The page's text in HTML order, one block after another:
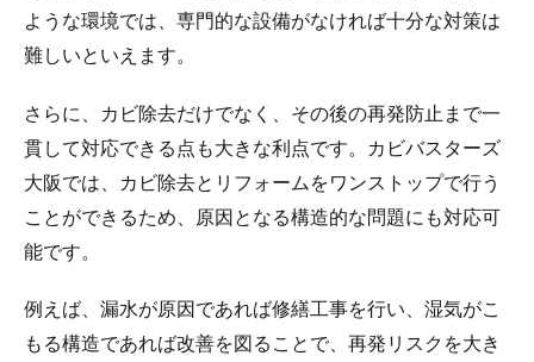
ような環境では、専門的な設備がなければ十分な対策は
難しいといえます。
さらに、カビ除去だけでなく、その後の再発防止まで一
貫して対応できる点も大きな利点です。カビバスターズ
大阪では、カビ除去とリフォームをワンストップで行う
ことができるため、原因となる構造的な問題にも対応可
能です。
例えば、漏水が原因であれば修繕工事を行い、湿気がこ
もる構造であれば改善を図ることで、再発リスクを大き